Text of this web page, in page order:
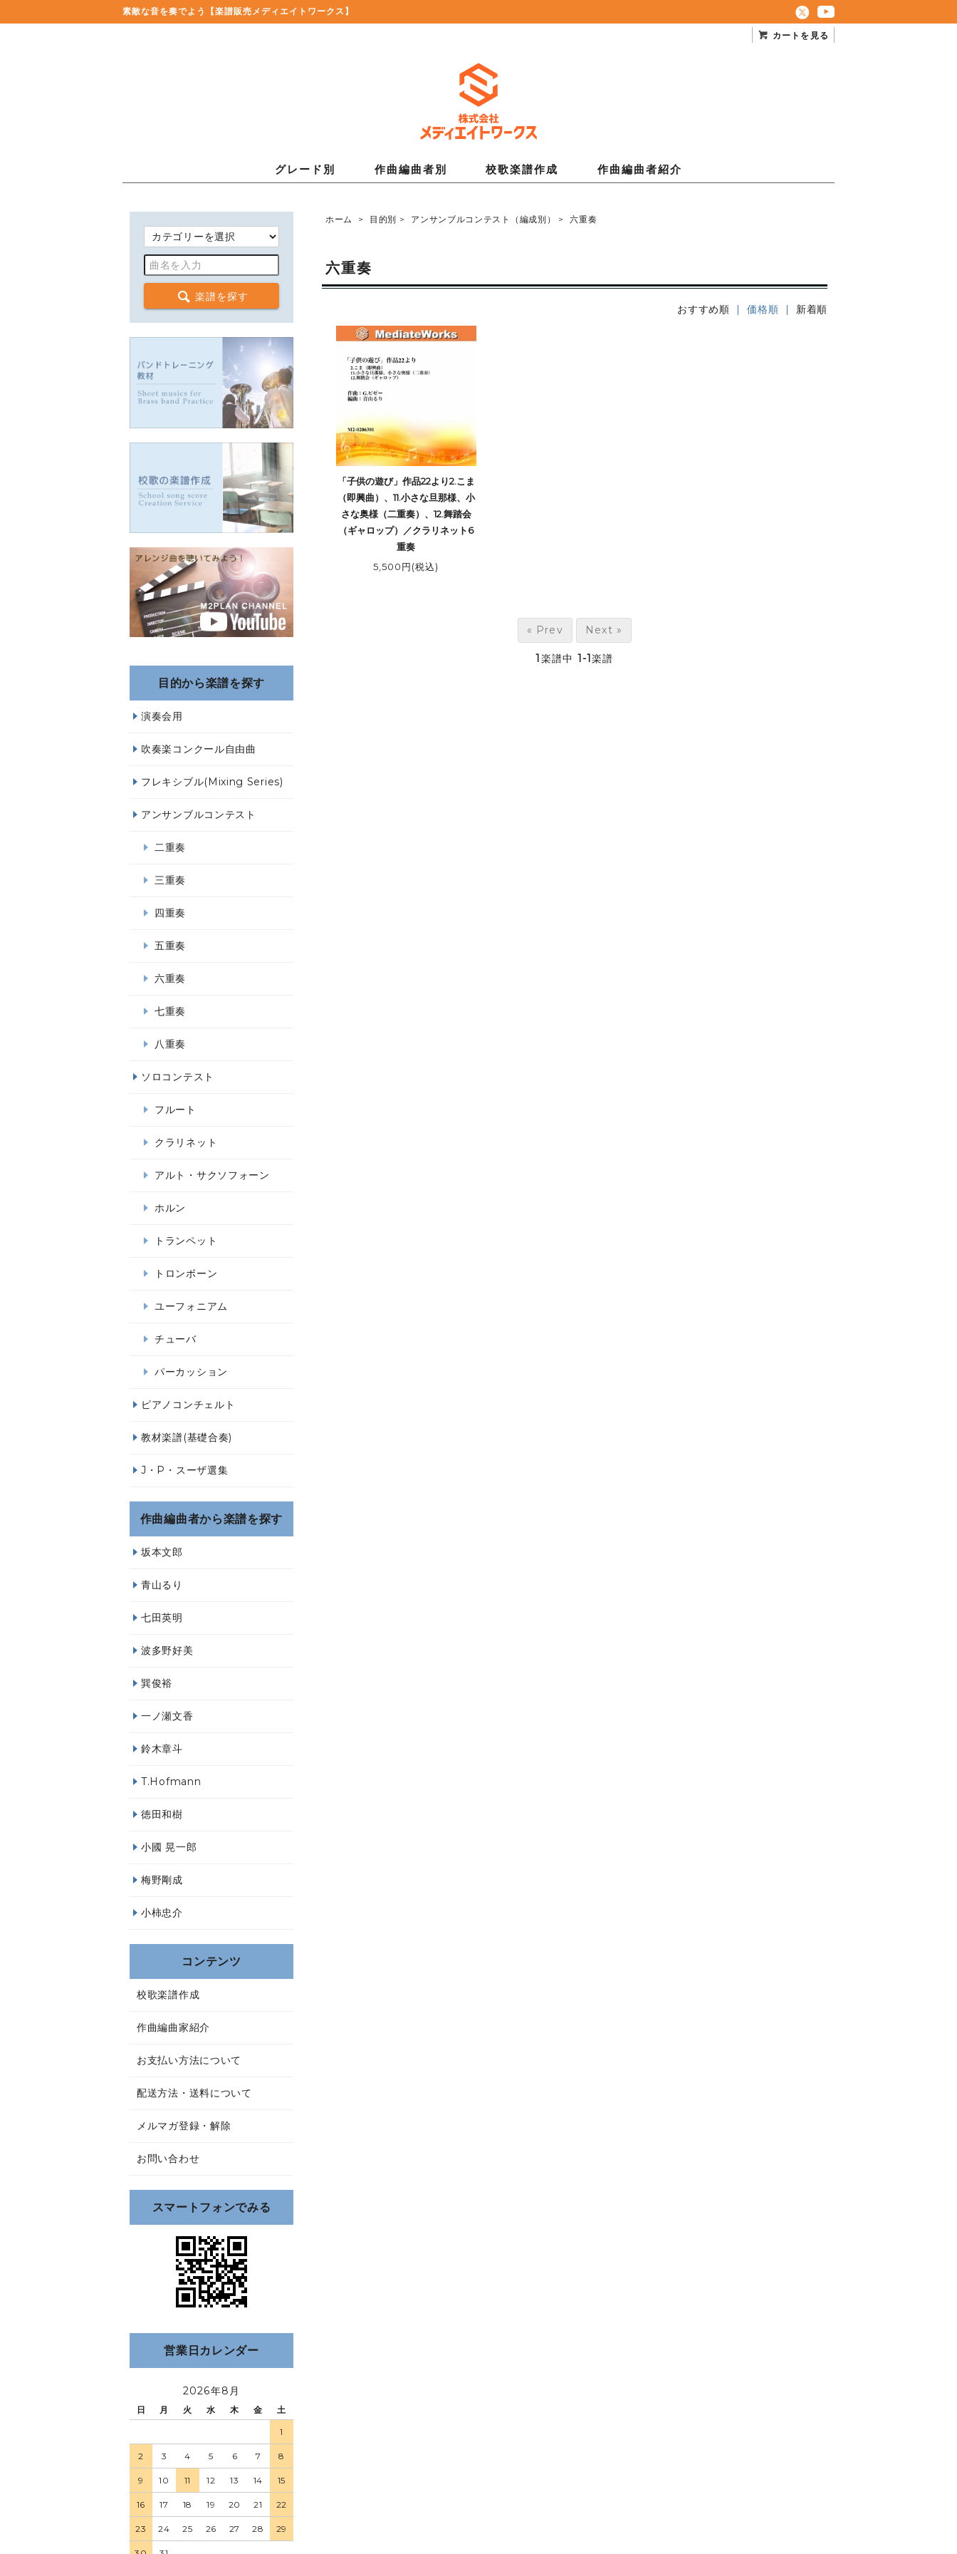
素敵な音を奏でよう 【楽譜販売メディエイトワークス】
カートを見る
グレード別 作曲編曲者別 校歌楽譜作成 作曲編曲者紹介
ホーム > 目的別 > アンサンブルコンテスト（編成別） > 六重奏
六重奏
おすすめ順 | 価格順 | 新着順
「子供の遊び」作品22より2.こま
（即興曲）、11.小さな旦那様、小
さな奥様（二重奏）、12.舞踏会
（ギャロップ）／クラリネット6
重奏
5,500円(税込)
« Prev Next »
1 楽譜中 1-1楽譜
楽譜を探す
目的から楽譜を探す
演奏会用
吹奏楽コンクール自由曲
フレキシブル(Mixing Series)
アンサンブルコンテスト
二重奏
三重奏
四重奏
五重奏
六重奏
七重奏
八重奏
ソロコンテスト
フルート
クラリネット
アルト・サクソフォーン
ホルン
トランペット
トロンボーン
ユーフォニアム
チューバ
パーカッション
ピアノコンチェルト
教材楽譜(基礎合奏)
J・P・スーザ選集
作曲編曲者から楽譜を探す
坂本文郎
青山るり
七田英明
波多野好美
巽俊裕
一ノ瀬文香
鈴木章斗
T.Hofmann
徳田和樹
小國 晃一郎
梅野剛成
小柿忠介
コンテンツ
校歌楽譜作成
作曲編曲家紹介
お支払い方法について
配送方法・送料について
メルマガ登録・解除
お問い合わせ
スマートフォンでみる
営業日カレンダー
2026年8月
日 月 火 水 木 金 土
1
2 3 4 5 6 7 8
9 10 11 12 13 14 15
16 17 18 19 20 21 22
23 24 25 26 27 28 29